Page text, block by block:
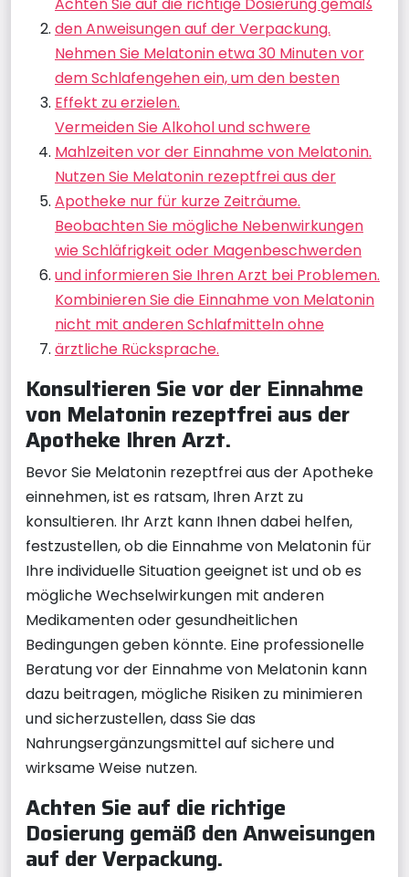
Achten Sie auf die richtige Dosierung gemäß
den Anweisungen auf der Verpackung.
Nehmen Sie Melatonin etwa 30 Minuten vor
dem Schlafengehen ein, um den besten
Effekt zu erzielen.
Vermeiden Sie Alkohol und schwere
Mahlzeiten vor der Einnahme von Melatonin.
Nutzen Sie Melatonin rezeptfrei aus der
Apotheke nur für kurze Zeiträume.
Beobachten Sie mögliche Nebenwirkungen
wie Schläfrigkeit oder Magenbeschwerden
und informieren Sie Ihren Arzt bei Problemen.
Kombinieren Sie die Einnahme von Melatonin
nicht mit anderen Schlafmitteln ohne
ärztliche Rücksprache.
Konsultieren Sie vor der Einnahme
von Melatonin rezeptfrei aus der
Apotheke Ihren Arzt.
Bevor Sie Melatonin rezeptfrei aus der Apotheke
einnehmen, ist es ratsam, Ihren Arzt zu
konsultieren. Ihr Arzt kann Ihnen dabei helfen,
festzustellen, ob die Einnahme von Melatonin für
Ihre individuelle Situation geeignet ist und ob es
mögliche Wechselwirkungen mit anderen
Medikamenten oder gesundheitlichen
Bedingungen geben könnte. Eine professionelle
Beratung vor der Einnahme von Melatonin kann
dazu beitragen, mögliche Risiken zu minimieren
und sicherzustellen, dass Sie das
Nahrungsergänzungsmittel auf sichere und
wirksame Weise nutzen.
Achten Sie auf die richtige
Dosierung gemäß den Anweisungen
auf der Verpackung.